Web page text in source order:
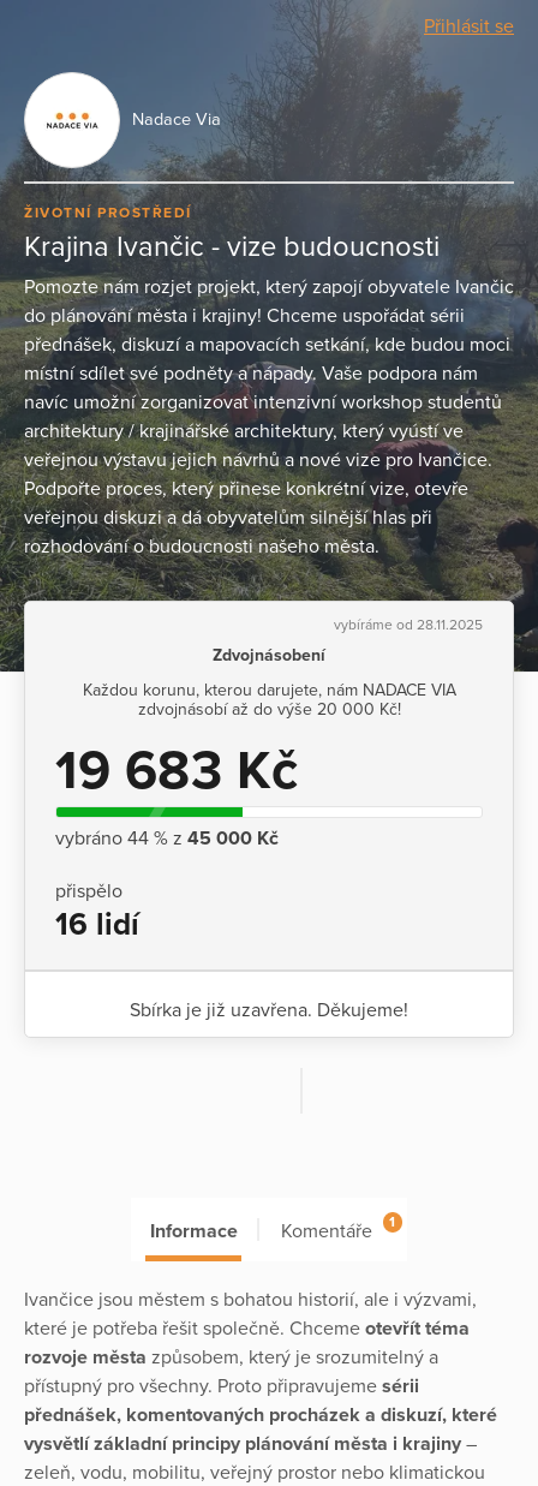
Přihlásit se
Nadace Via
ŽIVOTNÍ PROSTŘEDÍ
Krajina Ivančic - vize budoucnosti
Pomozte nám rozjet projekt, který zapojí obyvatele Ivančic
do plánování města i krajiny! Chceme uspořádat sérii
přednášek, diskuzí a mapovacích setkání, kde budou moci
místní sdílet své podněty a nápady. Vaše podpora nám
navíc umožní zorganizovat intenzivní workshop studentů
architektury / krajinářské architektury, který vyústí ve
veřejnou výstavu jejich návrhů a nové vize pro Ivančice.
Podpořte proces, který přinese konkrétní vize, otevře
veřejnou diskuzi a dá obyvatelům silnější hlas při
rozhodování o budoucnosti našeho města.
vybíráme od 28.11.2025
Zdvojnásobení
Každou korunu, kterou darujete, nám NADACE VIA
zdvojnásobí až do výše 20 000 Kč!
19 683 Kč
vybráno 44 % z 45 000 Kč
přispělo
16 lidí
Sbírka je již uzavřena. Děkujeme!
Informace Komentáře 1
Ivančice jsou městem s bohatou historií, ale i výzvami,
které je potřeba řešit společně. Chceme otevřít téma
rozvoje města způsobem, který je srozumitelný a
přístupný pro všechny. Proto připravujeme sérii
přednášek, komentovaných procházek a diskuzí, které
vysvětlí základní principy plánování města i krajiny –
zeleň, vodu, mobilitu, veřejný prostor nebo klimatickou